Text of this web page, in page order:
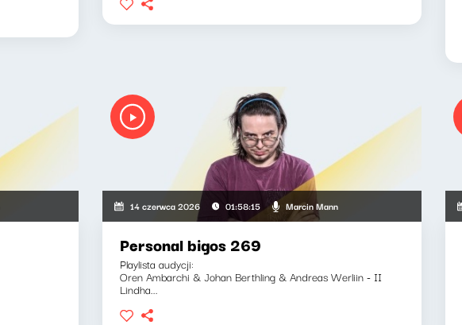
14 czerwca 2026 01:58:15 Marcin Mann
Personal bigos 269
Playlista audycji:
Oren Ambarchi & Johan Berthling & Andreas Werliin - II
Lindha...